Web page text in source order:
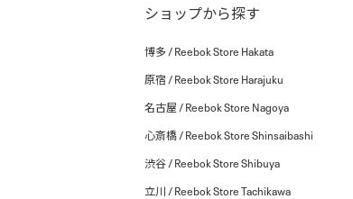
ショップから探す
博多 / Reebok Store Hakata
原宿 / Reebok Store Harajuku
名古屋 / Reebok Store Nagoya
心斎橋 / Reebok Store Shinsaibashi
渋谷 / Reebok Store Shibuya
立川 / Reebok Store Tachikawa